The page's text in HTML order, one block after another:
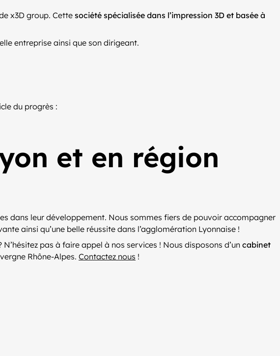
x3D group. Cette société spécialisée dans l’impression 3D et basée à
entreprise ainsi que son dirigeant.
du progrès :
et en région
dans leur développement. Nous sommes fiers de pouvoir accompagner
ainsi qu’une belle réussite dans l’agglomération Lyonnaise !
pas à faire appel à nos services ! Nous disposons d’un cabinet
Rhône-Alpes. Contactez nous !